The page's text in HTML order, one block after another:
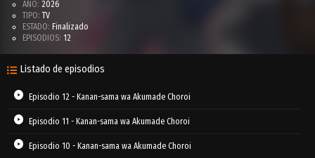
AÑO: 2026
TIPO: TV
ESTADO: Finalizado
EPISODIOS: 12
Listado de episodios
Episodio 12 - Kanan-sama wa Akumade Choroi
Episodio 11 - Kanan-sama wa Akumade Choroi
Episodio 10 - Kanan-sama wa Akumade Choroi